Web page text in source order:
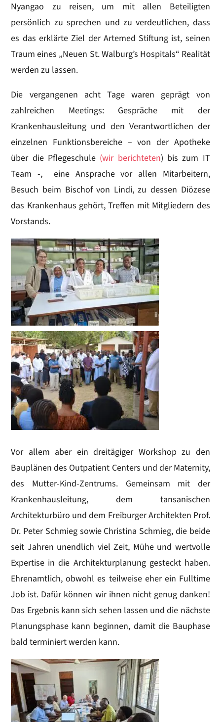
Nyangao zu reisen, um mit allen Beteiligten
persönlich zu sprechen und zu verdeutlichen, dass
es das erklärte Ziel der Artemed Stiftung ist, seinen
Traum eines „Neuen St. Walburg’s Hospitals“ Realität
werden zu lassen.
Die vergangenen acht Tage waren geprägt von
zahlreichen Meetings: Gespräche mit der
Krankenhausleitung und den Verantwortlichen der
einzelnen Funktionsbereiche – von der Apotheke
über die Pflegeschule (wir berichteten) bis zum IT
Team -, eine Ansprache vor allen Mitarbeitern,
Besuch beim Bischof von Lindi, zu dessen Diözese
das Krankenhaus gehört, Treffen mit Mitgliedern des
Vorstands.
Vor allem aber ein dreitägiger Workshop zu den
Bauplänen des Outpatient Centers und der Maternity,
des Mutter-Kind-Zentrums. Gemeinsam mit der
Krankenhausleitung, dem tansanischen
Architekturbüro und dem Freiburger Architekten Prof.
Dr. Peter Schmieg sowie Christina Schmieg, die beide
seit Jahren unendlich viel Zeit, Mühe und wertvolle
Expertise in die Architekturplanung gesteckt haben.
Ehrenamtlich, obwohl es teilweise eher ein Fulltime
Job ist. Dafür können wir ihnen nicht genug danken!
Das Ergebnis kann sich sehen lassen und die nächste
Planungsphase kann beginnen, damit die Bauphase
bald terminiert werden kann.